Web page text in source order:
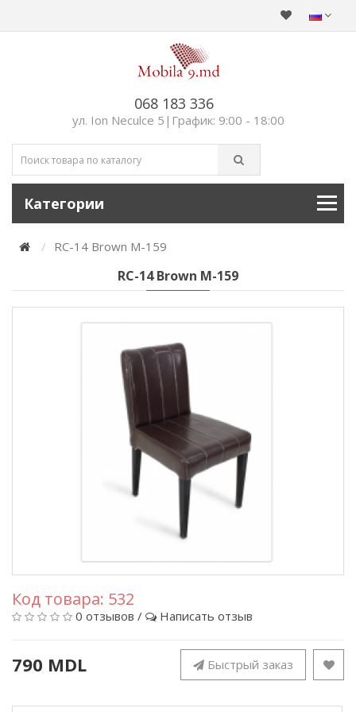
068 183 336
ул. Ion Neculce 5|График: 9:00 - 18:00
Категории
RC-14 Brown M-159
RC-14 Brown M-159
Код товара: 532
0 отзывов / Написать отзыв
790 MDL Быстрый заказ